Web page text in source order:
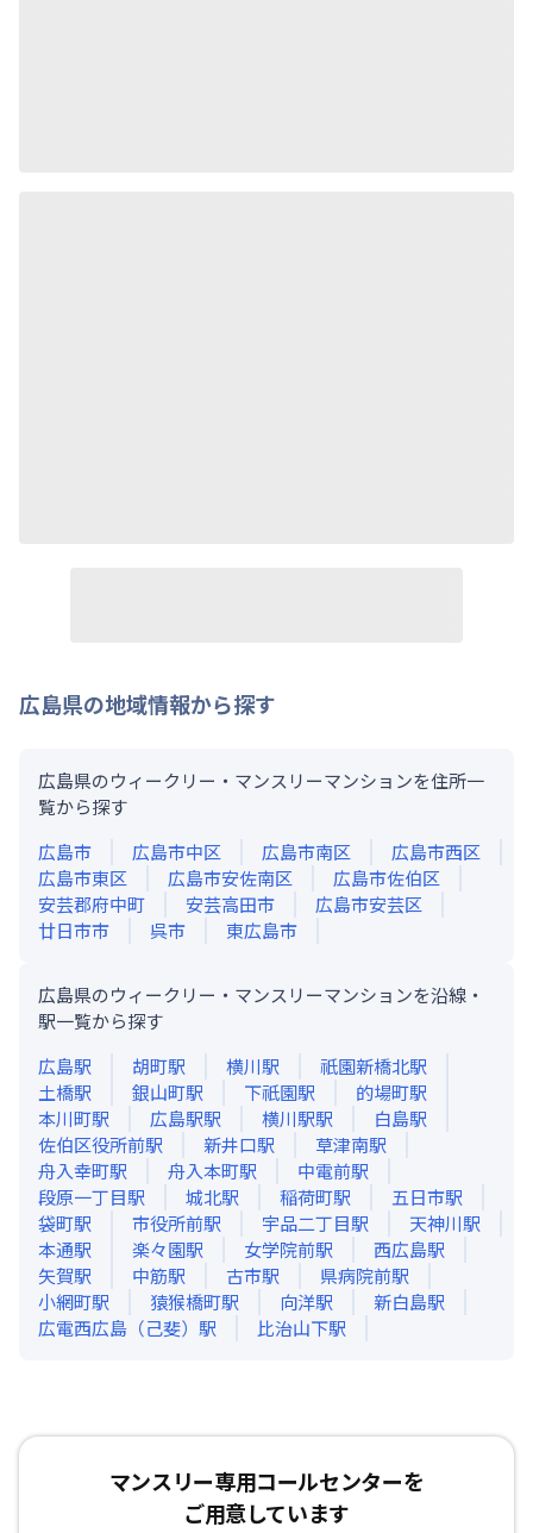
広島県の地域情報から探す
広島県のウィークリー・マンスリーマンションを住所一
覧から探す
広島市
広島市中区 広島市南区
広島市西区
広島市東区
広島市安佐南区
広島市佐伯区
安芸郡府中町
安芸高田市
広島市安芸区
廿日市市
呉市 東広島市
広島県のウィークリー・マンスリーマンションを沿線・
駅一覧から探す
広島駅 胡町駅 横川駅 祇園新橋北駅
土橋駅 銀山町駅 下祇園駅 的場町駅
本川町駅 広島駅駅 横川駅駅 白島駅
佐伯区役所前駅 新井口駅 草津南駅
舟入幸町駅 舟入本町駅 中電前駅
段原一丁目駅 城北駅 稲荷町駅 五日市駅
袋町駅 市役所前駅 宇品二丁目駅 天神川駅
本通駅 楽々園駅 女学院前駅 西広島駅
矢賀駅 中筋駅 古市駅 県病院前駅
小網町駅 猿猴橋町駅 向洋駅 新白島駅
広電西広島（己斐） 駅 比治山下駅
マンスリー専用コールセンターを
ご用意しています